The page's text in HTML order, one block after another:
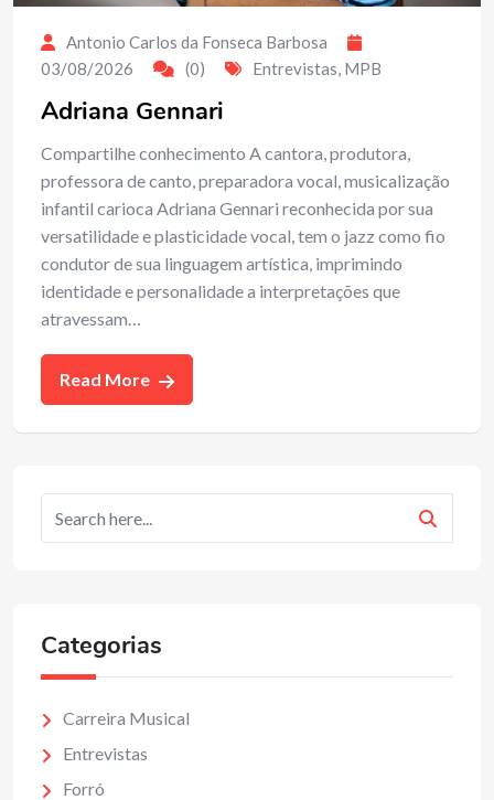
Antonio Carlos da Fonseca Barbosa
03/08/2026
(0) Entrevistas, MPB
Adriana Gennari
Compartilhe conhecimento A cantora, produtora,
professora de canto, preparadora vocal, musicalização
infantil carioca Adriana Gennari reconhecida por sua
versatilidade e plasticidade vocal, tem o jazz como fio
condutor de sua linguagem artística, imprimindo
identidade e personalidade a interpretações que
atravessam…
Read More
Categorias
Carreira Musical
Entrevistas
Forró